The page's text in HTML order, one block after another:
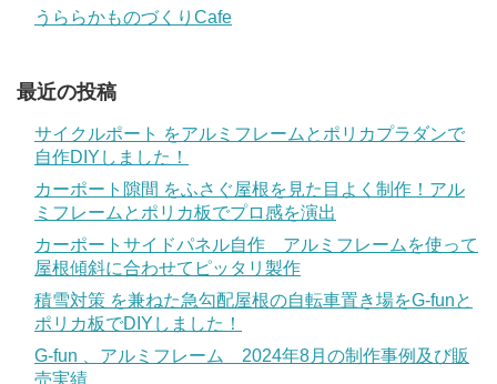
うららかものづくりCafe
最近の投稿
サイクルポート をアルミフレームとポリカプラダンで
自作DIYしました！
カーポート隙間 をふさぐ屋根を見た目よく制作！アル
ミフレームとポリカ板でプロ感を演出
カーポートサイドパネル自作 アルミフレームを使って
屋根傾斜に合わせてピッタリ製作
積雪対策 を兼ねた急勾配屋根の自転車置き場をG-funと
ポリカ板でDIYしました！
G-fun 、アルミフレーム 2024年8月の制作事例及び販
売実績